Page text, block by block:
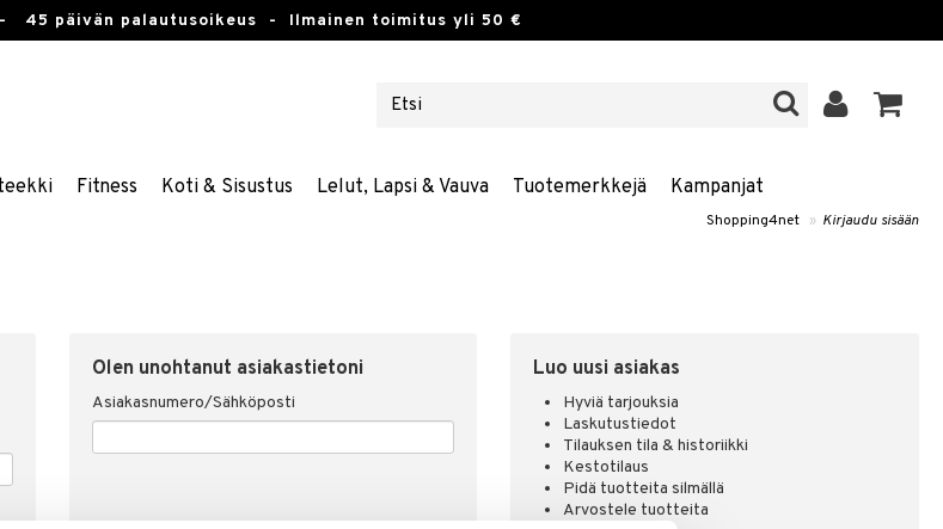
45 päivän palautusoikeus - Ilmainen toimitus yli 50 €
Fitness Koti & Sisustus Lelut, Lapsi & Vauva Tuotemerkkejä Kampanjat
Shopping4net » Kirjaudu sisään
Olen unohtanut asiakastietoni
Asiakasnumero/Sähköposti
Luo uusi asiakas
Hyviä tarjouksia
Laskutustiedot
Tilauksen tila & historiikki
Kestotilaus
Pidä tuotteita silmällä
Arvostele tuotteita